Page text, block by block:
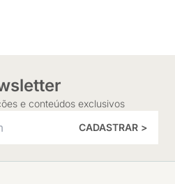
e conteúdos exclusivos
CADASTRAR >